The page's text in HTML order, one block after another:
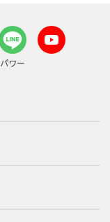
パワー